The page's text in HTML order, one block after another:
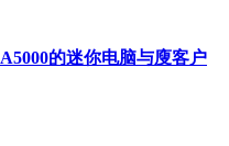
的迷你电脑与廋客户